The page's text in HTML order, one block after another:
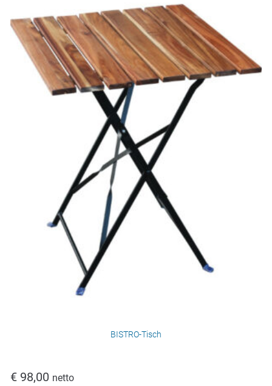
BISTRO-Tisch
€ 98,00 netto